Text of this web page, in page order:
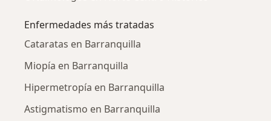
Enfermedades más tratadas
Cataratas en Barranquilla
Miopía en Barranquilla
Hipermetropía en Barranquilla
Astigmatismo en Barranquilla